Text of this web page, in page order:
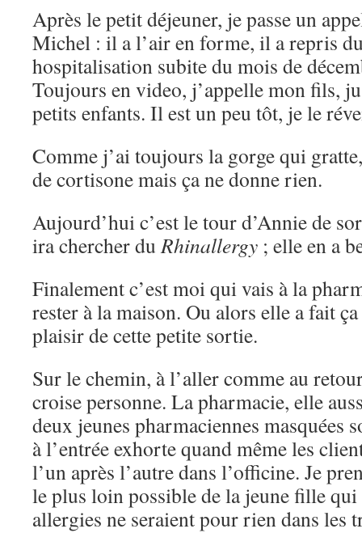
Après le petit déjeuner, je passe un
Michel : il a l’air en forme, il a repris
hospitalisation subite du mois de
Toujours en video, j’appelle mon fils,
petits enfants. Il est un peu tôt, je le
Comme j’ai toujours la gorge qui
de cortisone mais ça ne donne rien.
Aujourd’hui c’est le tour d’Annie de
ira chercher duRhinallergy ; elle en a
Finalement c’est moi qui vais à la
rester à la maison. Ou alors elle a fait
plaisir de cette petite sortie.
Sur le chemin, à l’aller comme au
croise personne. La pharmacie, elle
deux jeunes pharmaciennes masquées
à l’entrée exhorte quand même les
l’un après l’autre dans l’officine. Je
le plus loin possible de la jeune fille qui
allergies ne seraient pour rien dans les